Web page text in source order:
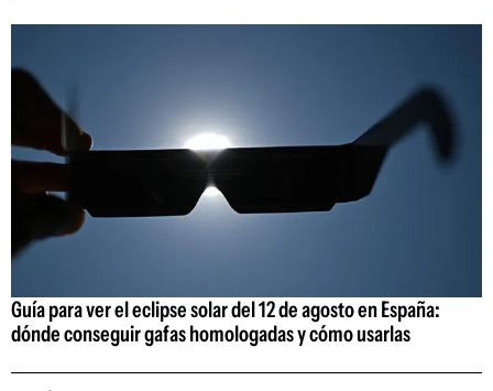
Guía para ver el eclipse solar del 12 de agosto en España:
dónde conseguir gafas homologadas y cómo usarlas